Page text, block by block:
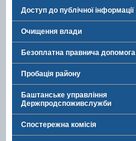
Доступ до публічної інформації
Очищення влади
Безоплатна правнича допомога
Пробація району
Баштанське управління
Держпродспоживслужби
Спостережна комісія